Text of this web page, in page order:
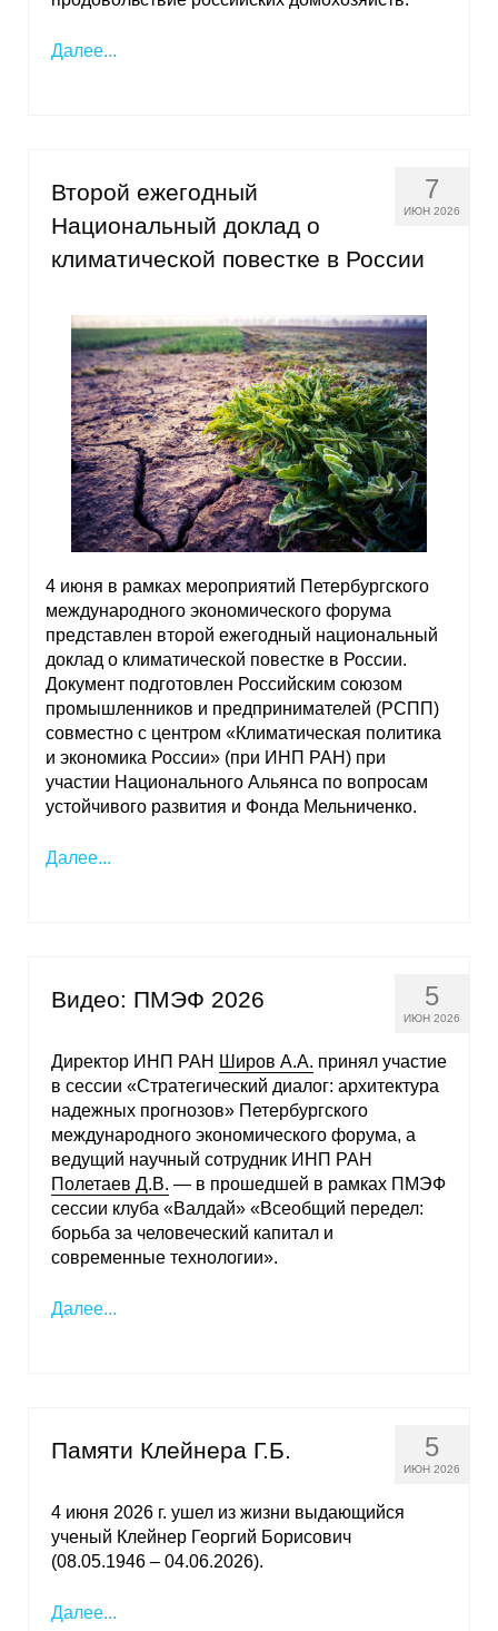
Далее...
7
ИЮН 2026
Второй ежегодный
Национальный доклад о
климатической повестке в России
4 июня в рамках мероприятий Петербургского
международного экономического форума
представлен второй ежегодный национальный
доклад о климатической повестке в России.
Документ подготовлен Российским союзом
промышленников и предпринимателей (РСПП)
совместно с центром «Климатическая политика
и экономика России» (при ИНП РАН) при
участии Национального Альянса по вопросам
устойчивого развития и Фонда Мельниченко.
Далее...
5
ИЮН 2026
Видео: ПМЭФ 2026
Директор ИНП РАН Широв А.А. принял участие
в сессии «Стратегический диалог: архитектура
надежных прогнозов» Петербургского
международного экономического форума, а
ведущий научный сотрудник ИНП РАН
Полетаев Д.В. — в прошедшей в рамках ПМЭФ
сессии клуба «Валдай» «Всеобщий передел:
борьба за человеческий капитал и
современные технологии».
Далее...
5
ИЮН 2026
Памяти Клейнера Г.Б.
4 июня 2026 г. ушел из жизни выдающийся
ученый Клейнер Георгий Борисович
(08.05.1946 – 04.06.2026).
Далее...